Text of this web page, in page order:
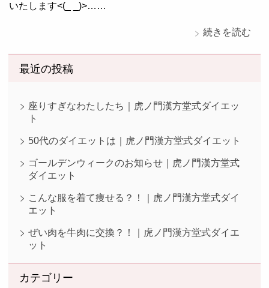
いたします<(_ _)>……
続きを読む
最近の投稿
座りすぎなわたしたち｜虎ノ門漢方堂式ダイエッ
ト
50代のダイエットは｜虎ノ門漢方堂式ダイエット
ゴールデンウィークのお知らせ｜虎ノ門漢方堂式
ダイエット
こんな服を着て痩せる？！｜虎ノ門漢方堂式ダイ
エット
ぜい肉を牛肉に交換？！｜虎ノ門漢方堂式ダイエ
ット
カテゴリー